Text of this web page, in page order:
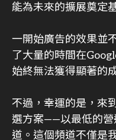
能為未來的擴展奠定
一開始廣告的效果並
了大量的時間在
始終無法獲得顯著的
不過，幸運的是，來
選方案——以最低的營
道。這個頻道不僅是